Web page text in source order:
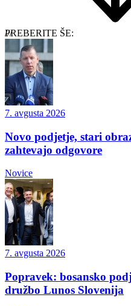
PREBERITE ŠE:
7. avgusta 2026
Novo podjetje, stari
zahtevajo odgovore
Novice
7. avgusta 2026
Popravek: bosansko
družbo Lunos Slovenija